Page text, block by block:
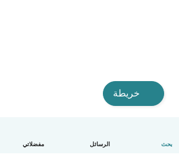
بحث الرسائل مفضلاتي
خريطة